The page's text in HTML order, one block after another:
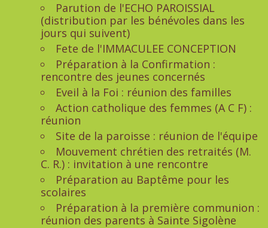
Parution de l'ECHO PAROISSIAL
(distribution par les bénévoles dans les
jours qui suivent)
Fete de l'IMMACULEE CONCEPTION
Préparation à la Confirmation :
rencontre des jeunes concernés
Eveil à la Foi : réunion des familles
Action catholique des femmes (A C F) :
réunion
Site de la paroisse : réunion de l'équipe
Mouvement chrétien des retraités (M.
C. R.) : invitation à une rencontre
Préparation au Baptême pour les
scolaires
Préparation à la première communion :
réunion des parents à Sainte Sigolène